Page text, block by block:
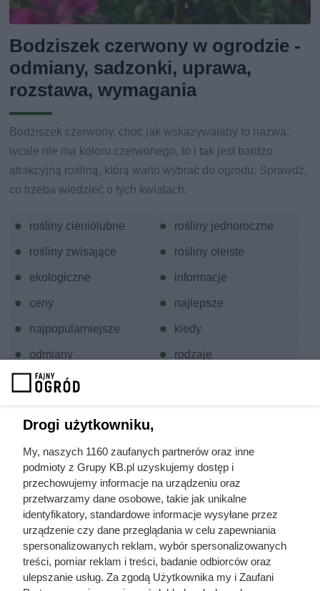
Bodziszek czerwony w ogrodzie -
odmiany, sadzonki, uprawa,
rozstawa, wymagania
Bodziszek czerwony, choć jak wskazywałaby to nazwa,
wcale nie ma koloru czerwonego, to i tak jest bardzo
atrakcyjną rośliną, którą warto wybrać do ogrodu. Sprawdź,
co trzeba wiedzieć o tych kwiatach.
rośliny cieniolubne
rośliny jednoroczne
rośliny zwisające
rośliny oleiste
ekologiczne
informacje
ceny
najlepsze
najpopularniejsze
kiedy
odmiany
rodzaje
uprawa
opis
wysiew
hodowla
sianie
stanowisko
sposoby leczenia
wymagania
nawozy
porady praktyczne
zasady uprawy
wskazówki
zasady pielęgnacji
Drogi użytkowniku,
My, naszych 1160 zaufanych partnerów oraz inne
podmioty z Grupy KB.pl uzyskujemy dostęp i
przechowujemy informacje na urządzeniu oraz
przetwarzamy dane osobowe, takie jak unikalne
identyfikatory, standardowe informacje wysyłane przez
urządzenie czy dane przeglądania w celu zapewniania
spersonalizowanych reklam, wybór spersonalizowanych
treści, pomiar reklam i treści, badanie odbiorców oraz
ulepszanie usług. Za zgodą Użytkownika my i Zaufani